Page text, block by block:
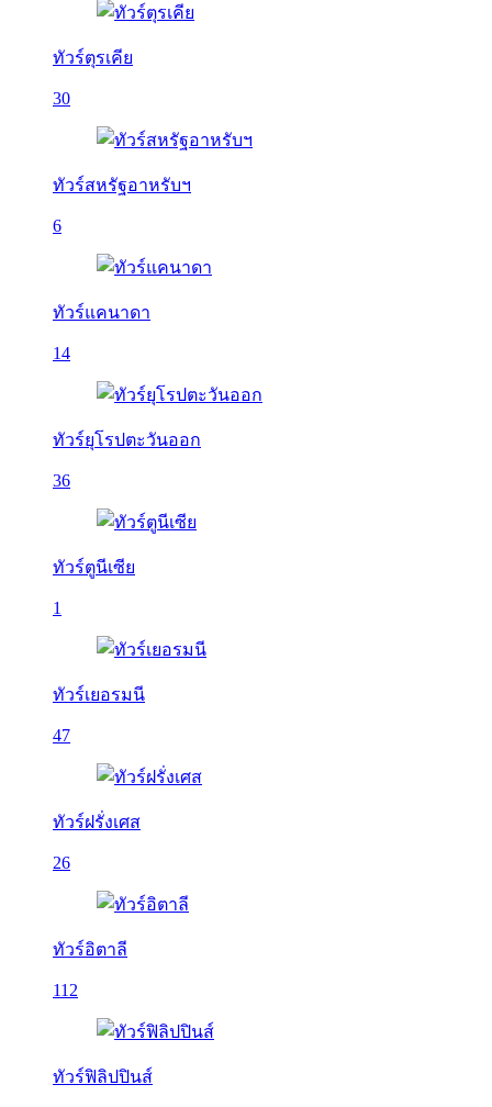
ทัวร์ตุรเคีย
30
ทัวร์สหรัฐอาหรับฯ
6
ทัวร์แคนาดา
14
ทัวร์ยุโรปตะวันออก
36
ทัวร์ตูนีเซีย
1
ทัวร์เยอรมนี
47
ทัวร์ฝรั่งเศส
26
ทัวร์อิตาลี
112
ทัวร์ฟิลิปปินส์